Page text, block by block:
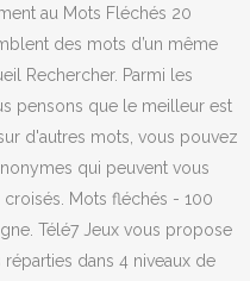
au Mots Fléchés 20
des mots d’un même
Rechercher. Parmi les
pensons que le meilleur est
d'autres mots, vous pouvez
qui peuvent vous
Mots fléchés - 100
Télé7 Jeux vous propose
dans 4 niveaux de